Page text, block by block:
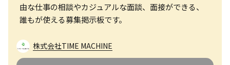
由な仕事の相談やカジュアルな面談、面接ができる、
誰もが使える募集掲示板です。
株式会社TIME MACHINE